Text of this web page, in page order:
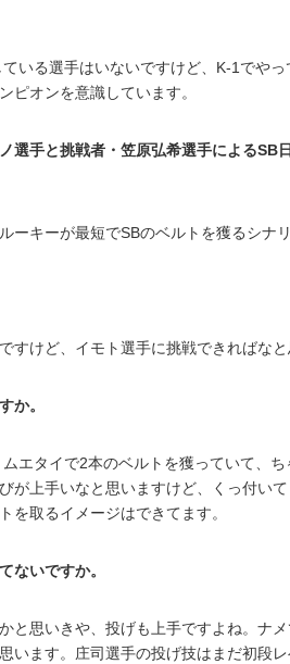
る選手はいないですけど、K-1でや
ピオンを意識しています。
手と挑戦者・笠原弘希選手によるSB
キーが最短でSBのベルトを獲るシナリ
けど、イモト選手に挑戦できればなと
か。
タイで2本のベルトを獲っていて、
が上手いなと思いますけど、くっ付い
を取るイメージはできてます。
いですか。
思いきや、投げも上手ですよね。ナメ
ます。庄司選手の投げ技はまだ初段レ